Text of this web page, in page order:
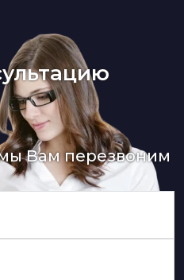
Вам перезвоним